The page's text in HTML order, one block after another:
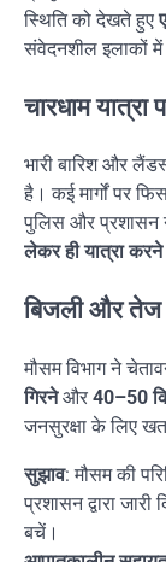
स्थिति को देखते हुए
संवेदनशील इलाकों में
चारधाम
भारी बारिश और
है। कई मार्गों पर
पुलिस और
लेकर ही यात्रा करने
बिजली और तेज
मौसम विभाग ने
गिरनेऔर 40–50
जनसुरक्षा के लिए
सुझाव: मौसम की
प्रशासन द्वारा
बचें।